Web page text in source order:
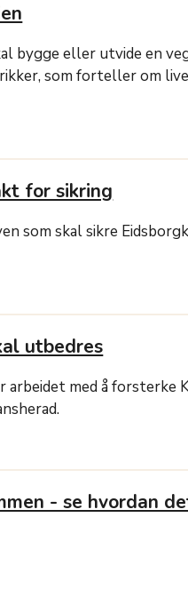
bygge eller utvide en
som forteller om
for sikring
som skal sikre
utbedres
arbeidet med å forsterke
- se hvordan